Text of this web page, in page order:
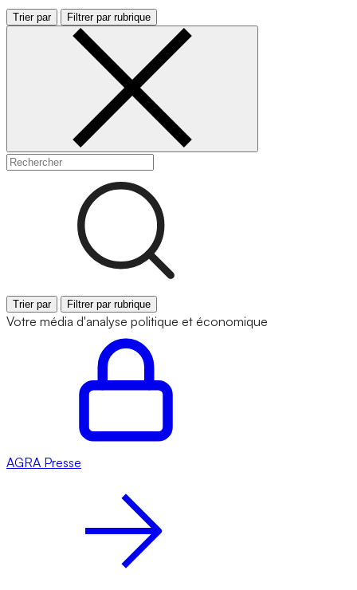
Trier par Filtrer par rubrique
Trier par Filtrer par rubrique
Votre média d'analyse politique et économique
AGRA Presse